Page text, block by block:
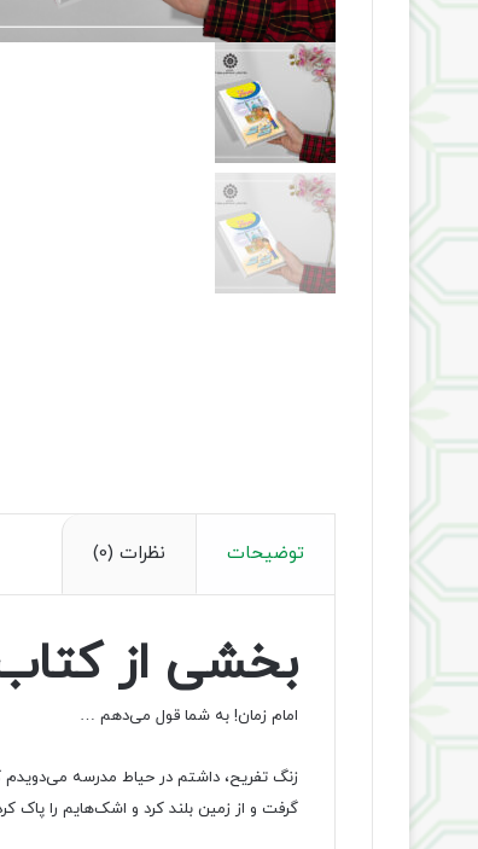
توضیحات نظرات (0)
بخشی از
امام زمان! به شما قول می‌دهم …
زنگ تفریح، داشتم در حیاط مدرسه می‌دویدم
گرفت و از زمین بلند کرد و اشک‌هایم را پاک